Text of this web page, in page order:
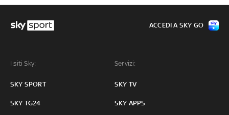
I siti Sky:
SKY SPORT
SKY TG24
Servizi:
SKY TV
SKY APPS
ACCEDI A SKY GO